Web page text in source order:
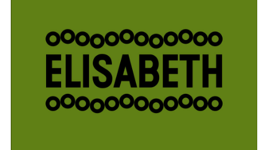
(siehe Programm)
Die Lange Nacht der fernen
Klangwelten
23.04.2027